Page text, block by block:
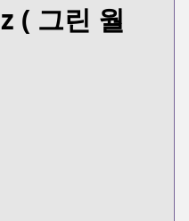
( 그린 월